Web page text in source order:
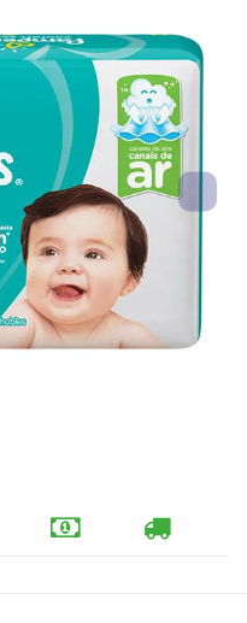
FORMAS
CALCULAR
FRETE